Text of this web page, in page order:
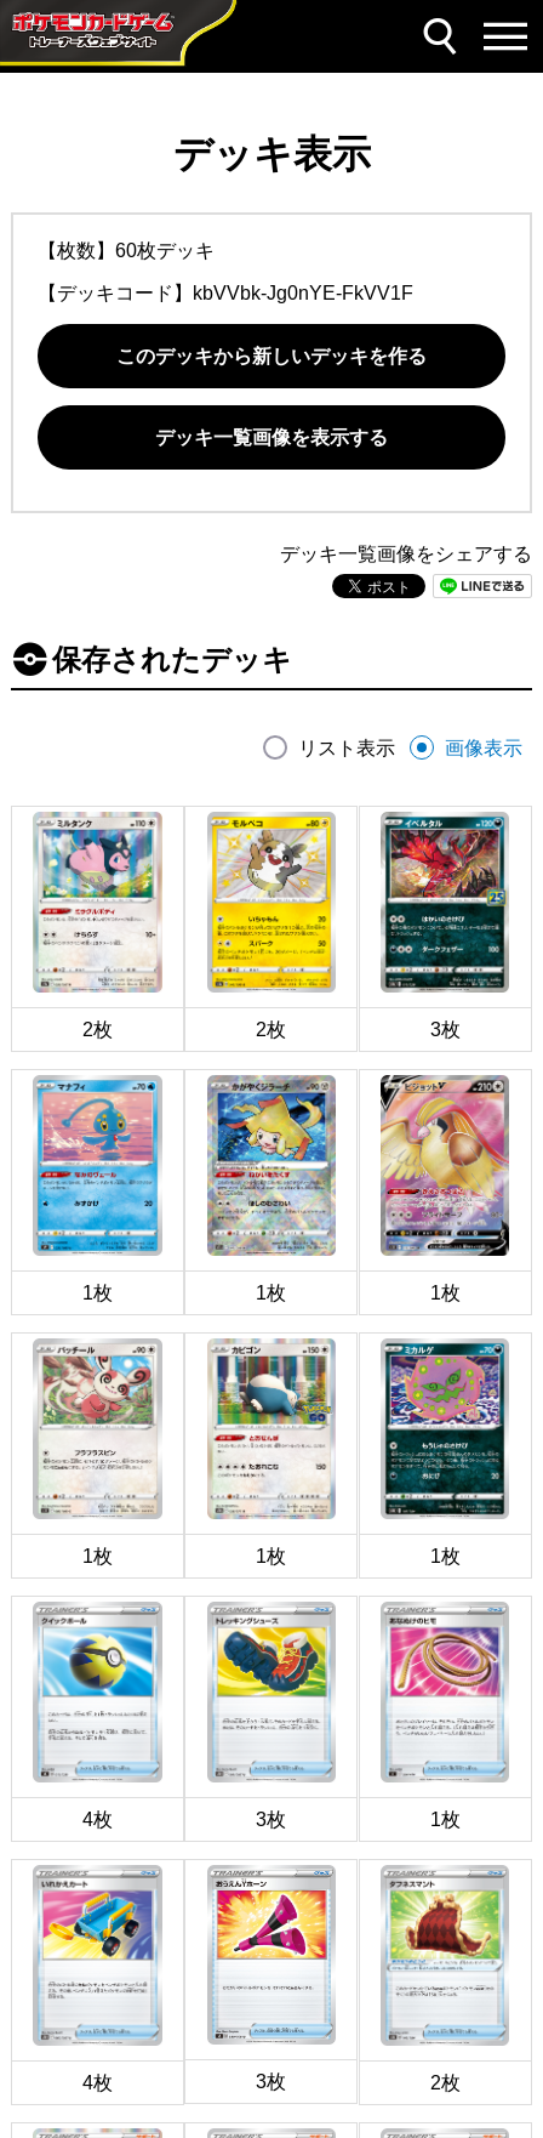
デッキ表示
【枚数】60枚デッキ
【デッキコード】 kbVVbk-Jg0nYE-FkVV1F
このデッキから新しいデッキを作る
デッキ一覧画像を表示する
デッキ一覧画像をシェアする
保存されたデッキ
リスト表示 画像表示
2枚 2枚 3枚
1枚 1枚 1枚
1枚 1枚 1枚
4枚 3枚 1枚
4枚 3枚 2枚